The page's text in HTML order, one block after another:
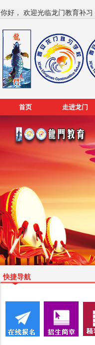
你好， 欢迎光临龙门教育补习
首页 走进龙门
快捷导航